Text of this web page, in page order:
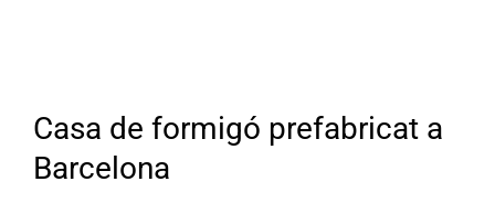
Casa de formigó prefabricat a
Barcelona